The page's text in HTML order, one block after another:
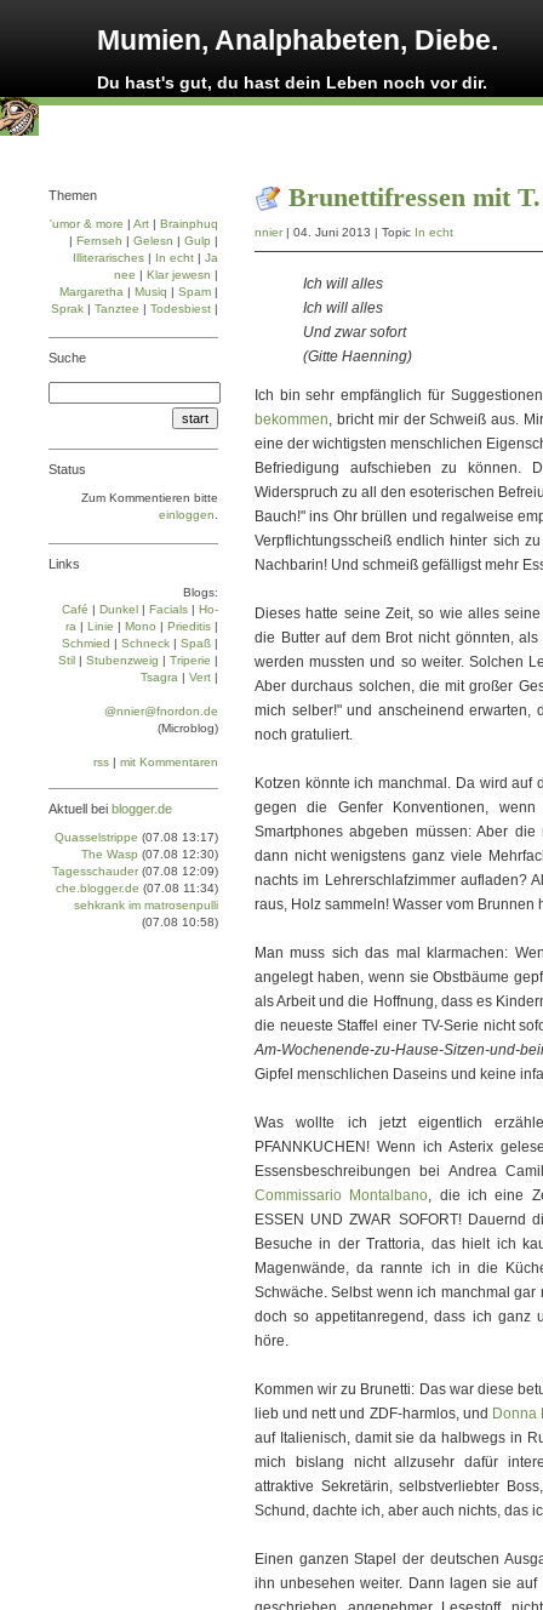
Mumien, Analphabeten, Diebe.
Du hast's gut, du hast dein Leben noch vor dir.
Brunettifressen mit
nnier| 04. Juni 2013 | Topic In echt
Ich will alles
Ich will alles
Und zwar sofort
(Gitte Haenning)
Ich bin sehr empfänglich für
bekommen, bricht mir der Schweiß aus.
eine der wichtigsten menschlichen
Befriedigung aufschieben zu
Widerspruch zu all den esoterischen
Bauch!" ins Ohr brüllen und regalweise
Verpflichtungs­scheiß endlich hinter sich
Nachbarin! Und schmeiß gefälligst mehr
Dieses hatte seine Zeit, so wie alles
die Butter auf dem Brot nicht gönnten,
werden mussten und so weiter. Solchen
Aber durchaus solchen, die mit großer
mich selber!" und anscheinend erwarten,
noch gratuliert.
Kotzen könnte ich manchmal. Da wird
gegen die Genfer Konventionen,
Smartphones abgeben müssen: Aber
dann nicht wenigstens ganz viele
nachts im Lehrer­schlafzimmer aufladen?
raus, Holz sammeln! Wasser vom Brunnen
Man muss sich das mal klarmachen:
angelegt haben, wenn sie Obstbäume
als Arbeit und die Hoffnung, dass es
die neueste Staffel einer TV-Serie nicht
Am-Wochenende-zu-Hause-Sitzen-und-
Gipfel mensch­lichen Daseins und keine
Was wollte ich jetzt eigentlich
PFANNKUCHEN! Wenn ich Asterix
Essensbeschreibungen bei Andrea
Commissario Montalbano, die ich eine
ESSEN UND ZWAR SOFORT! Dauernd
Besuche in der Trattoria, das hielt ich
Magenwände, da rannte ich in die
Schwäche. Selbst wenn ich manchmal
doch so appetitanregend, dass ich ganz
höre.
Kommen wir zu Brunetti: Das war diese
lieb und nett und ZDF-harmlos, und Donna
auf Italienisch, damit sie da halbwegs in
mich bislang nicht allzusehr dafür
attraktive Sekretärin, selbstverliebter
Schund, dachte ich, aber auch nichts, das
Einen ganzen Stapel der deutschen
ihn unbesehen weiter. Dann lagen sie
Themen
'umor & more | Art | Brainphuq
| Fernseh | Gelesn | Gulp |
Illiterarisches | In echt | Ja
nee | Klar jewesn |
Margaretha | Musiq | Spam |
Sprak | Tanztee | Todesbiest |
Suche
Status
Zum Kommentieren bitte
einloggen
Links
Blogs:
Café | Dun­kel | Facials | Ho­
ra | Linie | Mo­no | Prie­di­tis |
Schmied | Schneck | Spaß |
Stil | Stu­ben­zweig | Tri­pe­rie |
Tsa­gra | Vert |
@nnier@fnordon.de
(Microblog)
rss | mit Kommentaren
Aktuell bei blogger.de
Quasselstrippe (07.08 13:17)
The Wasp (07.08 12:30)
Tagesschauder (07.08 12:09)
che.blogger.de (07.08 11:34)
sehkrank im matrosenpulli
(07.08 10:58)